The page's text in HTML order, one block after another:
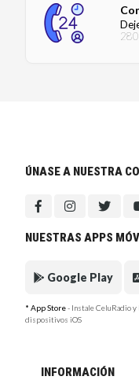
ÚNASE A NUESTRA
NUESTRAS APPS
Google Play
* App Store- Instale CeluRadio y
dispositivos iOS
INFORMACIÓN